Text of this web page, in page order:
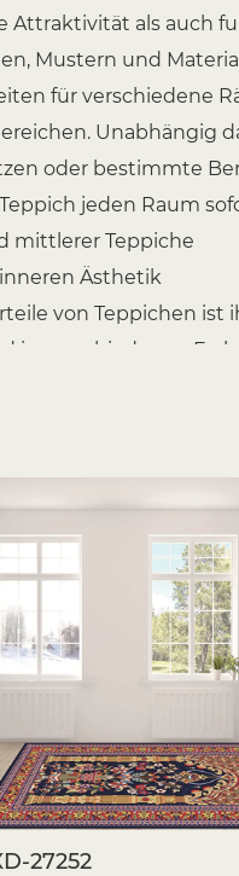
Attraktivität als auch
Mustern und
für verschiedene
Unabhängig
oder bestimmte
jeden Raum
mittlerer Teppiche
Ästhetik
von Teppichen ist
in verschiedenen
wie Fliesen oder
verleihen
Sie bieten auch
insbesondere
aber erheblicher
mit harten
kann dazu
zu schaffen. Dies
Decken.
27252